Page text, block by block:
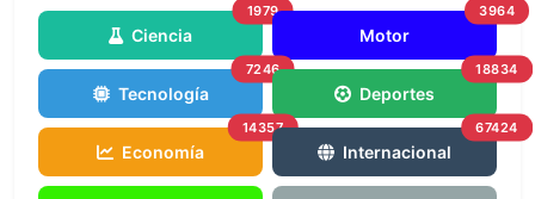
Ciencia
1979
Motor
3964
Tecnología
7246
Deportes
18834
Economía
14357
Internacional
67424